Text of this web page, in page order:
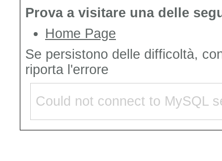
Prova a visitare una delle
Home Page
Se persistono delle difficoltà,
riporta l'errore
Could not connect to MySQL